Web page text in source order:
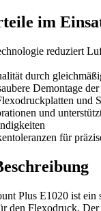
im
reduziert
durch
Demontage
und
und
für
Plus E1020 ist ein
den Flexodruck. Der